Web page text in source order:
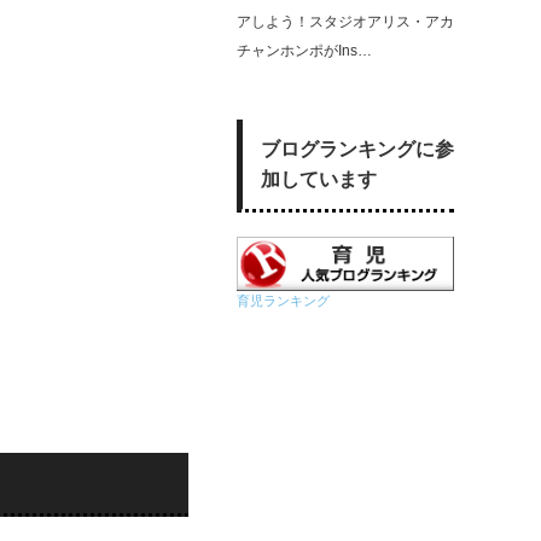
アしよう！スタジオアリス・アカ
チャンホンポがIns…
ブログランキングに参
加しています
育児ランキング